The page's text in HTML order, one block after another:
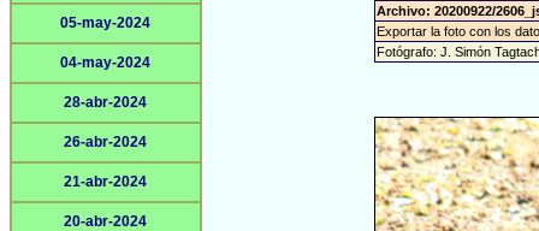
05-may-2024
04-may-2024
28-abr-2024
26-abr-2024
21-abr-2024
20-abr-2024
Archivo: 20200922/
Exportar la foto con los
Fotógrafo: J. Simón